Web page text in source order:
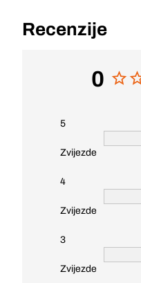
Recenzije
0
5
Zvijezde
4
Zvijezde
3
Zvijezde